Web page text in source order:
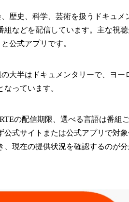
歴史、科学、芸術を扱うドキュメ
組などを配信しています。主な視
公式アプリです。
大半はドキュメンタリーで、ヨー
っています。
の配信期限、選べる言語は番組
公式サイトまたは公式アプリで対
、現在の提供状況を確認するのが